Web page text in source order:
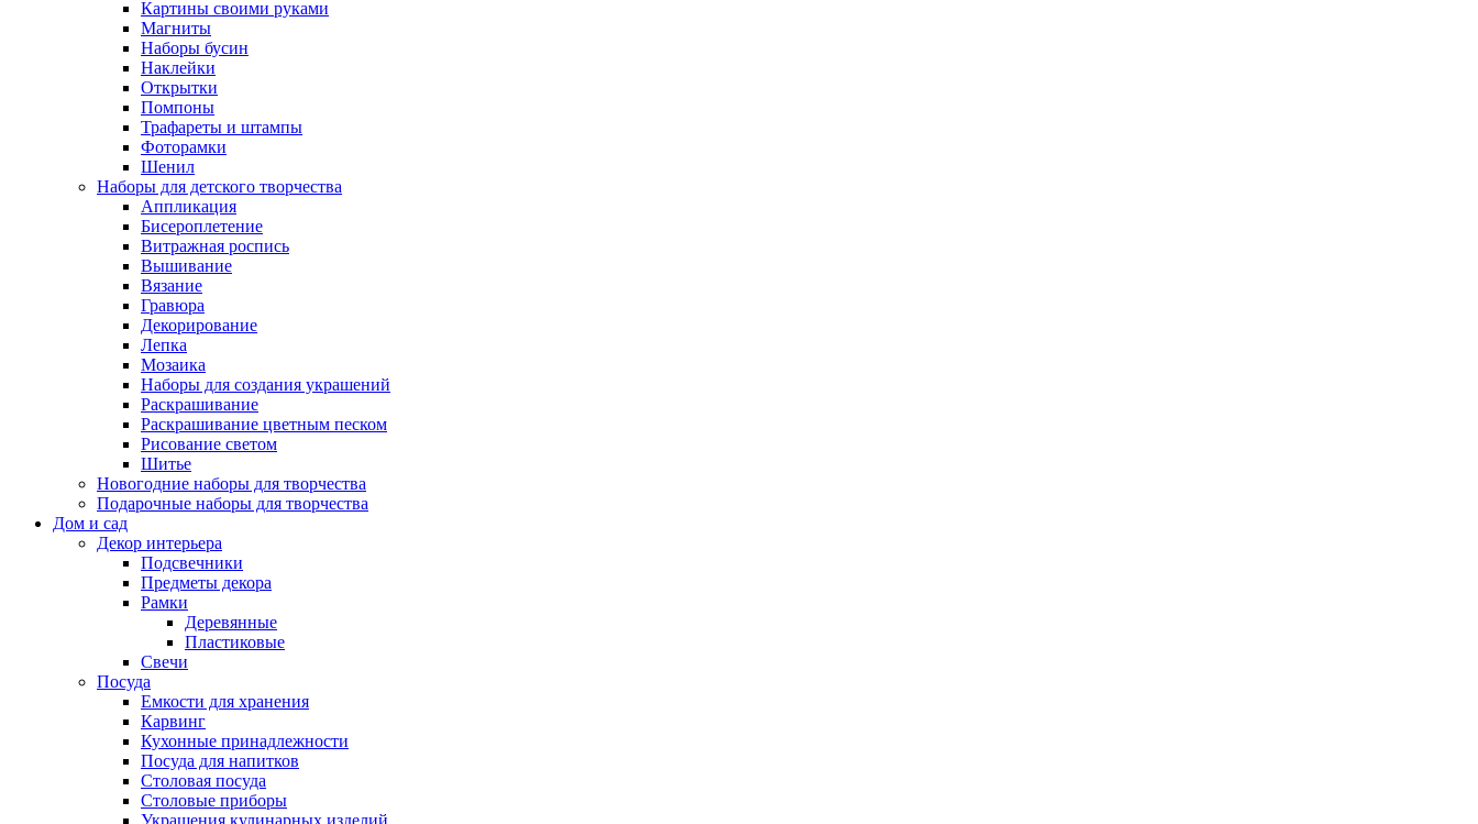
Картины своими руками
Магниты
Наборы бусин
Наклейки
Открытки
Помпоны
Трафареты и штампы
Фоторамки
Шенил
Наборы для детского творчества
Аппликация
Бисероплетение
Витражная роспись
Вышивание
Вязание
Гравюра
Декорирование
Лепка
Мозаика
Наборы для создания украшений
Раскрашивание
Раскрашивание цветным песком
Рисование светом
Шитье
Новогодние наборы для творчества
Подарочные наборы для творчества
Дом и сад
Декор интерьера
Подсвечники
Предметы декора
Рамки
Деревянные
Пластиковые
Свечи
Посуда
Емкости для хранения
Карвинг
Кухонные принадлежности
Посуда для напитков
Столовая посуда
Столовые приборы
Украшения кулинарных изделий